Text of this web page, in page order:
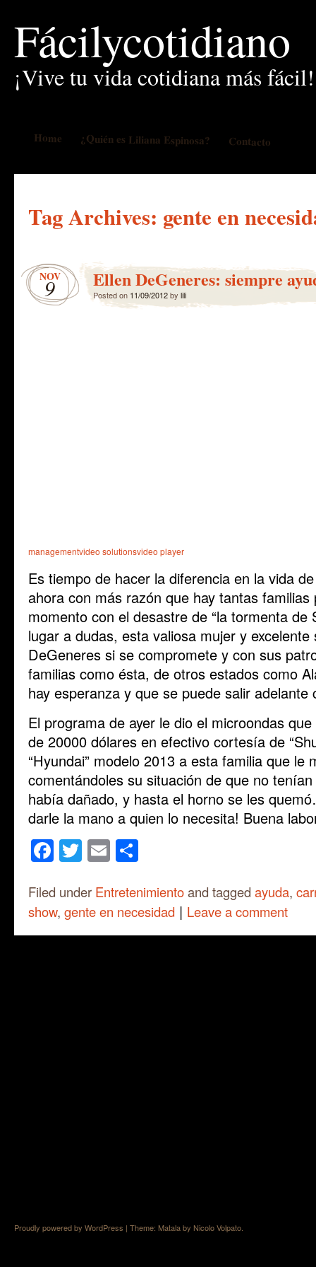
Fácilycotidiano
¡Vive tu vida cotidiana más fácil!
Home ¿Quién es Liliana Espinosa? Contacto
Tag Archives: gente en
NOV
9 Ellen DeGeneres: siempre
Posted on 11/09/2012by lili
managementvideo solutionsvideo player
Es tiempo de hacer la diferencia en la vida
ahora con más razón que hay tantas
momento con el desastre de “la tormenta
lugar a dudas, esta valiosa mujer y
DeGeneres si se compromete y con sus
familias como ésta, de otros estados como
hay esperanza y que se puede salir adelante
El programa de ayer le dio el microondas
de 20000 dólares en efectivo cortesía de
“Hyundai” modelo 2013 a esta familia que le
comentándoles su situación de que no
había dañado, y hasta el horno se les
darle la mano a quien lo necesita! Buena
Facebook
Twitter
Email
Filed under Entretenimientoand tagged ayuda,
show, gente en necesidad | Leave a comment
Proudly powered by WordPress | Theme: Matala by Nicolo Volpato.